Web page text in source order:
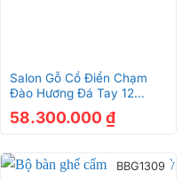
Salon Gỗ Cổ Điển Chạm
Đào Hương Đá Tay 12
58.300.000 ₫
BBG1309